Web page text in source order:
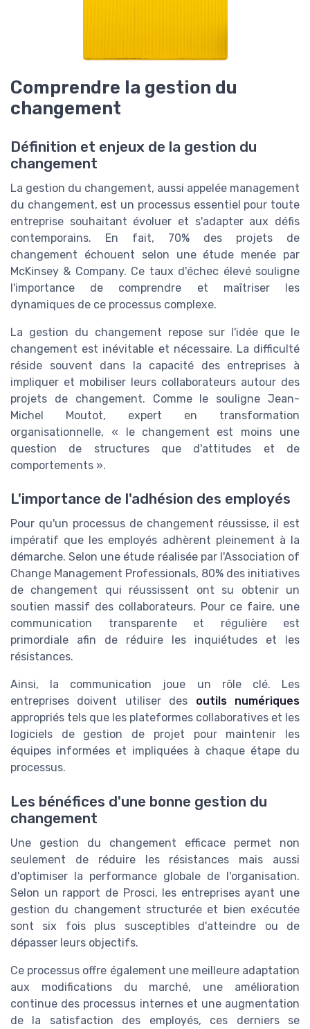
Comprendre la gestion du
changement
Définition et enjeux de la gestion du
changement
La gestion du changement, aussi appelée management
du changement, est un processus essentiel pour toute
entreprise souhaitant évoluer et s'adapter aux défis
contemporains. En fait, 70% des projets de
changement échouent selon une étude menée par
McKinsey & Company. Ce taux d'échec élevé souligne
l'importance de comprendre et maîtriser les
dynamiques de ce processus complexe.
La gestion du changement repose sur l'idée que le
changement est inévitable et nécessaire. La difficulté
réside souvent dans la capacité des entreprises à
impliquer et mobiliser leurs collaborateurs autour des
projets de changement. Comme le souligne Jean-
Michel Moutot, expert en transformation
organisationnelle, « le changement est moins une
question de structures que d'attitudes et de
comportements ».
L'importance de l'adhésion des employés
Pour qu'un processus de changement réussisse, il est
impératif que les employés adhèrent pleinement à la
démarche. Selon une étude réalisée par l'Association of
Change Management Professionals, 80% des initiatives
de changement qui réussissent ont su obtenir un
soutien massif des collaborateurs. Pour ce faire, une
communication transparente et régulière est
primordiale afin de réduire les inquiétudes et les
résistances.
Ainsi, la communication joue un rôle clé. Les
entreprises doivent utiliser des outils numériques
appropriés tels que les plateformes collaboratives et les
logiciels de gestion de projet pour maintenir les
équipes informées et impliquées à chaque étape du
processus.
Les bénéfices d'une bonne gestion du
changement
Une gestion du changement efficace permet non
seulement de réduire les résistances mais aussi
d'optimiser la performance globale de l'organisation.
Selon un rapport de Prosci, les entreprises ayant une
gestion du changement structurée et bien exécutée
sont six fois plus susceptibles d'atteindre ou de
dépasser leurs objectifs.
Ce processus offre également une meilleure adaptation
aux modifications du marché, une amélioration
continue des processus internes et une augmentation
de la satisfaction des employés, ces derniers se